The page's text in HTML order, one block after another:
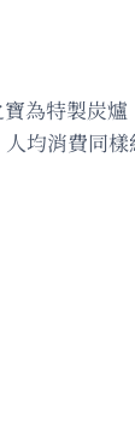
為特製炭
均消費同樣